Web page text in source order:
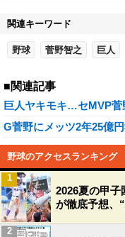
関連キーワード
野球 菅野智之 巨人
■関連記事
巨人ヤキモキ…セMVP菅
G菅野にメッツ2年25億
野球のアクセスランキング
2026夏の甲子
が徹底予想、
1
2